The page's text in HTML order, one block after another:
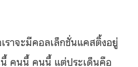
ราจะมีคอลเล็กชั่นแคสติ้งอยู่
นี้ คนนี้ คนนี้ แต่ประเด็นคือ